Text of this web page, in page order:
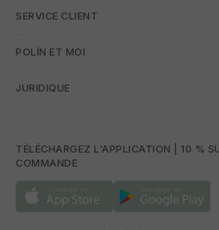
SERVICE CLIENT
POLÍN ET MOI
JURIDIQUE
TÉLÉCHARGEZ L'APPLICATION | 10 %
COMMANDE